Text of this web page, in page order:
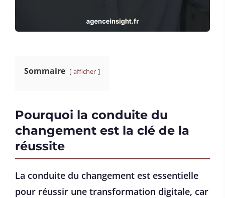
Sommaire afficher
Pourquoi la conduite du
changement est la clé de la
réussite
La conduite du changement est essentielle
pour réussir une transformation digitale, car